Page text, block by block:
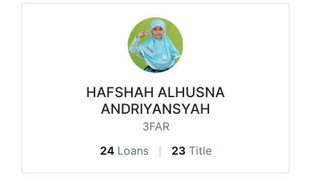
HAFSHAH ALHUSNA
ANDRIYANSYAH
3FAR
24 Loans 23 Title